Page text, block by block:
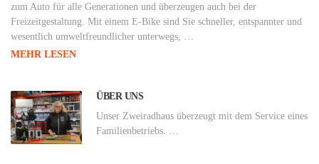
zum Auto für alle Generationen und überzeugen auch bei der
Freizeitgestaltung. Mit einem E-Bike sind Sie schneller, entspannter und
wesentlich umweltfreundlicher unterwegs, …
MEHR LESEN
ÜBER UNS
Unser Zweiradhaus überzeugt mit dem Service eines
Familienbetriebs. …